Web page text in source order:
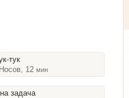
тук
12мин
задача